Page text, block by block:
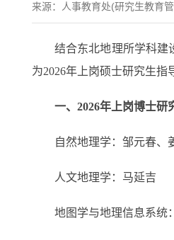
来源： 人事教育处(研究生教育
结合东北地理所学科建设
为2026年上岗硕士研究生指
一、2026年上岗博士研
自然地理学：邹元春、
人文地理学：马延吉
地图学与地理信息系统